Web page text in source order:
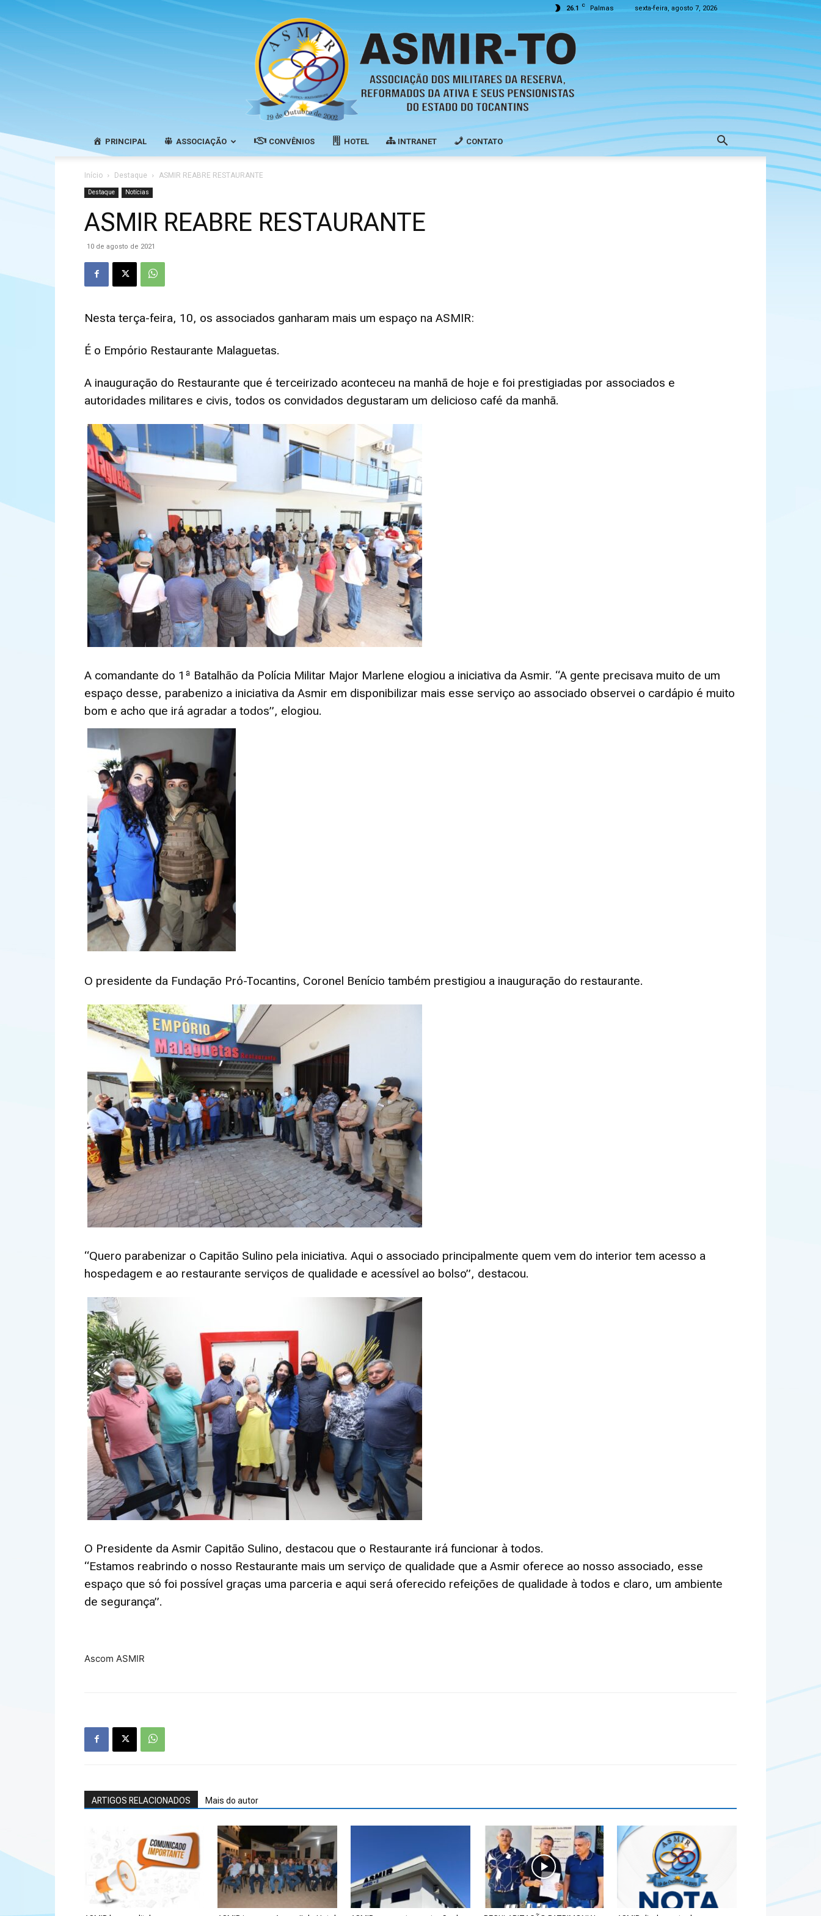
26.1 C Palmas sexta-feira, agosto 7, 2026
Militares
da
Reserva,
Reformados
e
PRINCIPAL ASSOCIAÇÃO CONVÊNIOS HOTEL INTRANET CONTATO
Início Destaque ASMIR REABRE RESTAURANTE
Destaque Notícias
ASMIR REABRE RESTAURANTE
10 de agosto de 2021
Nesta terça-feira, 10, os associados ganharam mais um espaço na ASMIR:
É o Empório Restaurante Malaguetas.
A inauguração do Restaurante que é terceirizado aconteceu na manhã de hoje e foi prestigiadas por associados e
autoridades militares e civis, todos os convidados degustaram um delicioso café da manhã.
A comandante do 1ª Batalhão da Polícia Militar Major Marlene elogiou a iniciativa da Asmir. “A gente precisava muito de um
espaço desse, parabenizo a iniciativa da Asmir em disponibilizar mais esse serviço ao associado observei o cardápio é muito
bom e acho que irá agradar a todos”, elogiou.
O presidente da Fundação Pró-Tocantins, Coronel Benício também prestigiou a inauguração do restaurante.
“Quero parabenizar o Capitão Sulino pela iniciativa. Aqui o associado principalmente quem vem do interior tem acesso a
hospedagem e ao restaurante serviços de qualidade e acessível ao bolso”, destacou.
O Presidente da Asmir Capitão Sulino, destacou que o Restaurante irá funcionar à todos.
“Estamos reabrindo o nosso Restaurante mais um serviço de qualidade que a Asmir oferece ao nosso associado, esse
espaço que só foi possível graças uma parceria e aqui será oferecido refeições de qualidade à todos e claro, um ambiente
de segurança”.
Ascom ASMIR
ARTIGOS RELACIONADOS Mais do autor